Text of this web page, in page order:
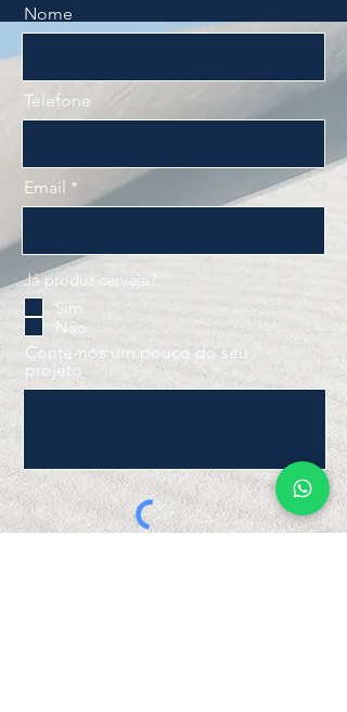
Nome
Telefone
Email
Já produz cerveja?
Sim
Não
Conte-nos um pouco do seu
projeto